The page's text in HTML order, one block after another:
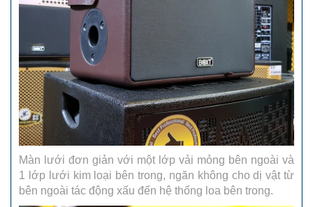
Màn lưới đơn giản với một lớp vải mỏng bên ngoài và
1 lớp lưới kim loại bên trong, ngăn không cho dị vật từ
bên ngoài tác động xấu đến hệ thống loa bên trong.